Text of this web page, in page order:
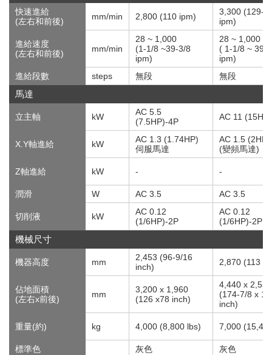
快速進給
(左右和前後)
mm/min 2,800 (110 ipm)
3,300 (129-
ipm)
進給速度
(左右和前後)
mm/min
28 ~ 1,000
(1-1/8 ~39-3/8
ipm)
28 ~ 1,000
( 1-1/8 ~ 39-
ipm)
進給段數
steps 無段 無段
馬達
立主軸 kW
AC 5.5
(7.5HP)-4P
AC 11
X.Y軸進給 kW
AC 1.3 (1.74HP)
伺服馬達
AC 1.5
(變頻馬達)
Z軸進給 kW - -
潤滑 W AC 3.5 AC 3.5
切削液 kW
AC 0.12
(1/6HP)-2P
AC 0.12
(1/6HP)-2P
機械尺寸
機器高度 mm
2,453 (96-9/16
inch)
2,870 (113
佔地面積
(左右x前後)
mm
3,200 x 1,960
(126 x78 inch)
4,440 x 2,550
(174-7/8 x
inch)
重量(約) kg 4,000 (8,800 lbs) 7,000
標準色 灰色 灰色